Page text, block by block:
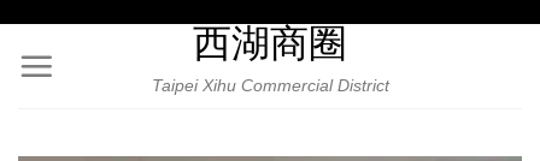
content
西湖商圈
Taipei Xihu Commercial District